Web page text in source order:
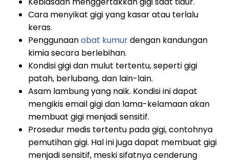
Cara menyikat gigi yang kasar atau terlalu
keras.
Penggunaanobat kumurdengan kandungan
kimia secara berlebihan.
Kondisi gigi dan mulut tertentu, seperti gigi
patah, berlubang, dan lain-lain.
Asam lambung yang naik. Kondisi ini dapat
mengikis email gigi dan lama-kelamaan akan
membuat gigi menjadi sensitif.
Prosedur medis tertentu pada gigi, contohnya
pemutihan gigi. Hal ini juga dapat membuat gigi
menjadi sensitif, meski sifatnya cenderung